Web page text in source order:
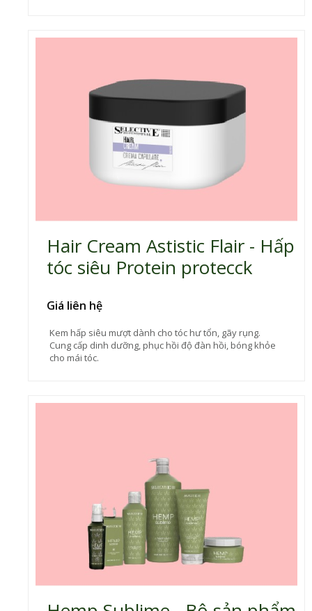
Hair Cream Astistic Flair - Hấp
tóc siêu Protein protecck
Giá liên hệ
Kem hấp siêu mượt dành cho tóc hư tổn, gãy rụng.
Cung cấp dinh dưỡng, phục hồi độ đàn hồi, bóng khỏe
cho mái tóc.